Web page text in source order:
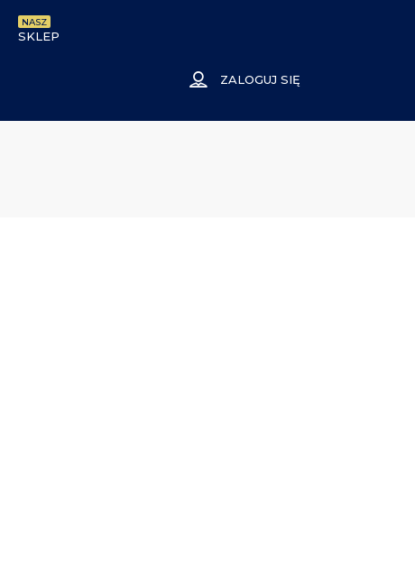
SKLEP
NASZ
ZALOGUJ SIĘ